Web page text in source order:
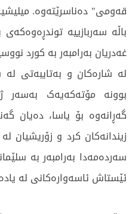
قەومی" دەناسرێتەوە.
باڵە سەربازییە
غەدریان بەرامبەر بە کورد
لە شارەکان و بەتایبەتی
بوونە مۆتەکەیەک بەسەر
گەڕانەوە بۆ یاسا، دەیان
زیندانەکان کرد و زۆریشیان
سەردەمەدا بەرامبەر بە
ئێستاش ئاسەوارەکانی لە